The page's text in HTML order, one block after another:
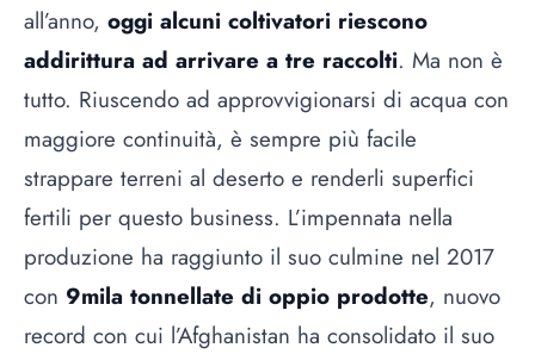
all’anno, oggi alcuni coltivatori riescono
addirittura ad arrivare a tre raccolti. Ma non è
tutto. Riuscendo ad approvvigionarsi di acqua con
maggiore continuità, è sempre più facile
strappare terreni al deserto e renderli superfici
fertili per questo business. L’impennata nella
produzione ha raggiunto il suo culmine nel 2017
con 9mila tonnellate di oppio prodotte, nuovo
record con cui l’Afghanistan ha consolidato il suo